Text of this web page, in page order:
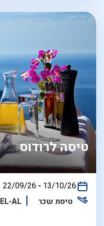
טיסה לרודוס
בין
22/09/26 - 13/10/26
טיסת שכר
EL-AL